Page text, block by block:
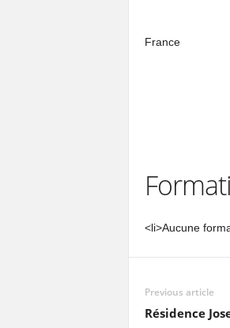
France
<li>Aucune
Previous article
Résidence